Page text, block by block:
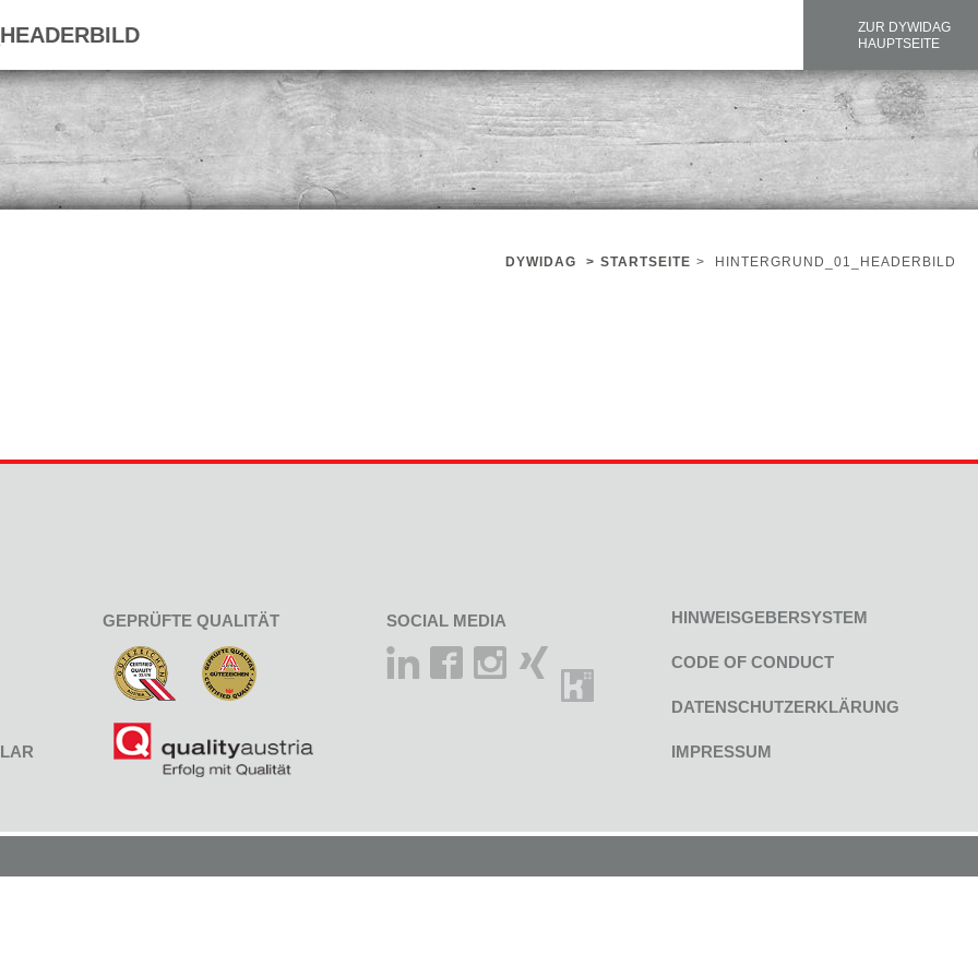
ZUR DYWIDAG
HAUPTSEITE
DYWIDAG > STARTSEITE > HINTERGRUND_01_HEADERBILD
GEPRÜFTE QUALITÄT SOCIAL MEDIA HINWEISGEBERSYSTEM
CODE OF CONDUCT
DATENSCHUTZERKLÄRUNG
IMPRESSUM